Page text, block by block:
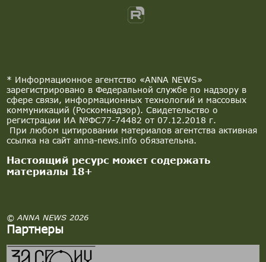
* Информационное агентство «ANNA NEWS»
зарегистрировано в Федеральной службе по надзору в
сфере связи, информационных технологий и массовых
коммуникаций (Роскомнадзор). Свидетельство о
регистрации ИА №ФС77-74482 от 07.12.2018 г.
При любом цитировании материалов агентства активная
ссылка на сайт anna-news.info обязательна.
Настоящий ресурс может содержать
материалы 18+
© ANNA NEWS 2026
Партнеры